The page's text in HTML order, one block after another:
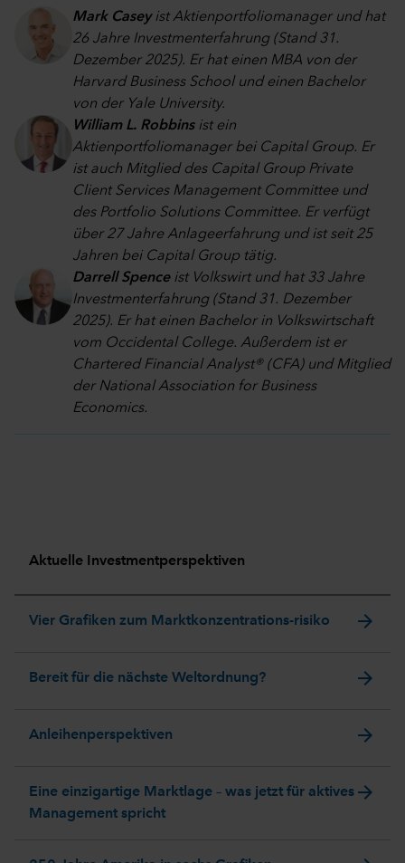
Mark Caseyist Aktienportfoliomanager und hat
26 Jahre Investmenterfahrung (Stand 31.
Dezember 2025). Er hat einen MBA von der
Harvard Business School und einen Bachelor
von der Yale University.
William L. Robbinsist ein
Aktienportfoliomanager bei Capital Group. Er
ist auch Mitglied des Capital Group Private
Client Services Management Committee und
des Portfolio Solutions Committee. Er verfügt
über 27 Jahre Anlageerfahrung und ist seit 25
Jahren bei Capital Group tätig.
Darrell Spenceist Volkswirt und hat 33 Jahre
Investmenterfahrung (Stand 31. Dezember
2025). Er hat einen Bachelor in Volkswirtschaft
vom Occidental College. Außerdem ist er
Chartered Financial Analyst® (CFA) und Mitglied
der National Association for Business
Economics.
Aktuelle Investmentperspektiven
Vier Grafiken zum Marktkonzentrations-risiko arrow_forward
Bereit für die nächste Weltordnung? arrow_forward
Anleihenperspektiven arrow_forward
Eine einzigartige Marktlage – was jetzt für aktives
Management spricht
arrow_forward